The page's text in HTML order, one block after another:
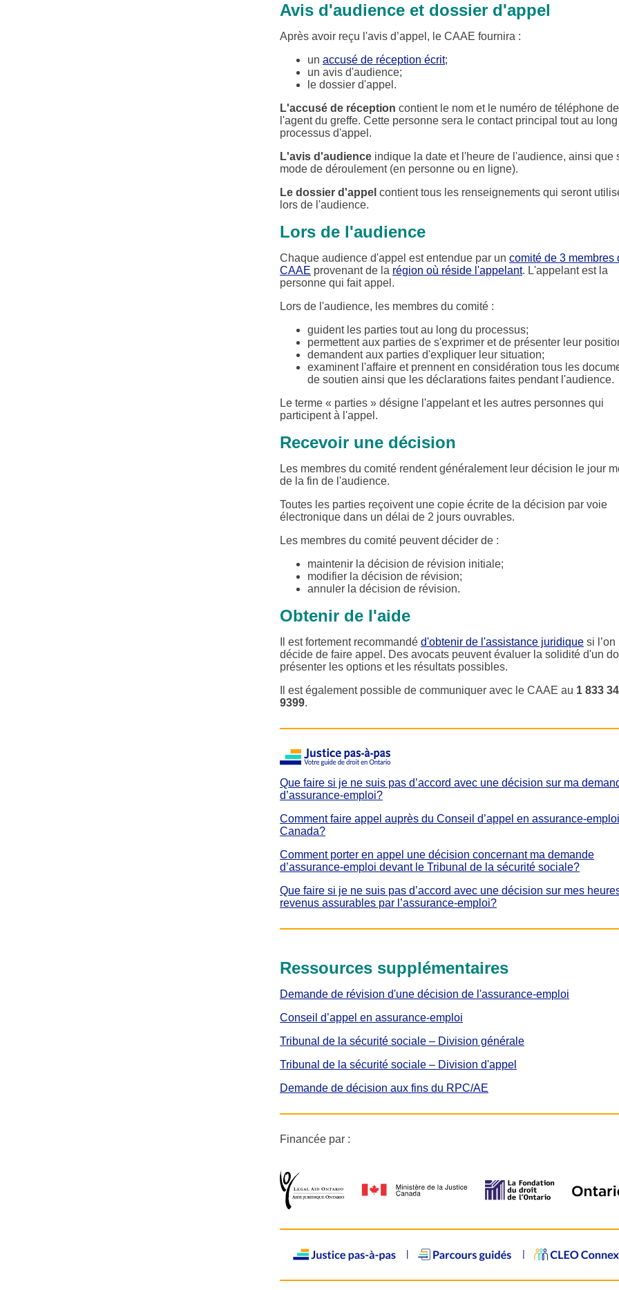
Avis d'audience et dossier d'appel
Après avoir reçu l'avis d’appel, le CAAE fournira :
un accusé de réception écrit;
un avis d'audience;
le dossier d'appel.
L'accusé de réception contient le nom et le numéro de téléphone de
l'agent du greffe. Cette personne sera le contact principal tout au
processus d'appel.
L'avis d'audience indique la date et l'heure de l'audience, ainsi que
mode de déroulement (en personne ou en ligne).
Le dossier d'appel contient tous les renseignements qui seront
lors de l'audience.
Lors de l'audience
Chaque audience d'appel est entendue par un comité de 3 membres
CAAE provenant de la région où réside l'appelant. L'appelant est la
personne qui fait appel.
Lors de l'audience, les membres du comité :
guident les parties tout au long du processus;
permettent aux parties de s'exprimer et de présenter leur
demandent aux parties d'expliquer leur situation;
examinent l'affaire et prennent en considération tous les
de soutien ainsi que les déclarations faites pendant l'audience.
Le terme « parties » désigne l'appelant et les autres personnes qui
participent à l'appel.
Recevoir une décision
Les membres du comité rendent généralement leur décision le jour
de la fin de l'audience.
Toutes les parties reçoivent une copie écrite de la décision par voie
électronique dans un délai de 2 jours ouvrables.
Les membres du comité peuvent décider de :
maintenir la décision de révision initiale;
modifier la décision de révision;
annuler la décision de révision.
Obtenir de l'aide
Il est fortement recommandé d'obtenir de l'assistance juridique si l’on
décide de faire appel. Des avocats peuvent évaluer la solidité d'un
présenter les options et les résultats possibles.
Il est également possible de communiquer avec le CAAE au 1 833
9399.
Que faire si je ne suis pas d’accord avec une décision sur ma
d’assurance-emploi?
Comment faire appel auprès du Conseil d’appel en assurance-
Canada?
Comment porter en appel une décision concernant ma demande
d’assurance-emploi devant le Tribunal de la sécurité sociale?
Que faire si je ne suis pas d’accord avec une décision sur mes
revenus assurables par l’assurance-emploi?
Ressources supplémentaires
Demande de révision d'une décision de l'assurance-emploi
Conseil d’appel en assurance-emploi
Tribunal de la sécurité sociale – Division générale
Tribunal de la sécurité sociale – Division d'appel
Demande de décision aux fins du RPC/AE
Financée par :